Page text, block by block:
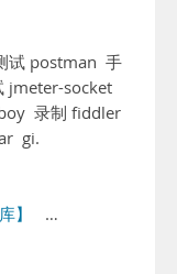
试 postman 手
jmeter-socket
录制 fiddler
gi.
】
…